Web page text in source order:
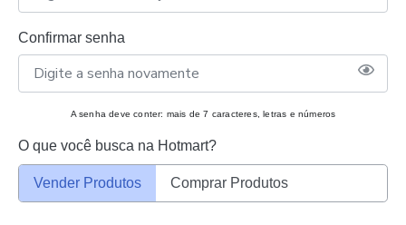
Confirmar senha
A senha deve conter: mais de 7 caracteres, letras e números
O que você busca na Hotmart?
Vender Produtos Comprar Produtos